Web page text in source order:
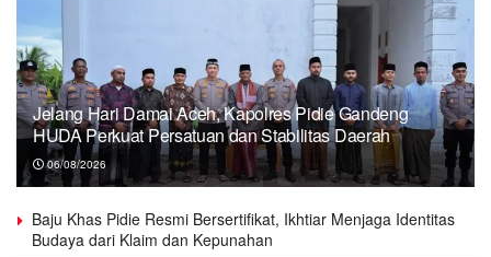
Jelang Hari Damai Aceh, Kapolres Pidie Gandeng
HUDA Perkuat Persatuan dan Stabilitas Daerah
06/08/2026
Baju Khas Pidie Resmi Bersertifikat, Ikhtiar Menjaga Identitas
Budaya dari Klaim dan Kepunahan